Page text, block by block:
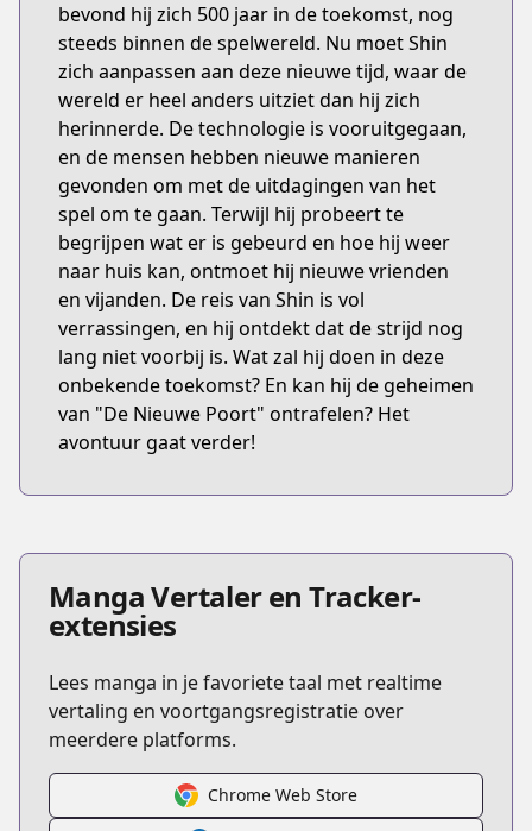
bevond hij zich 500 jaar in de toekomst, nog
steeds binnen de spelwereld. Nu moet Shin
zich aanpassen aan deze nieuwe tijd, waar de
wereld er heel anders uitziet dan hij zich
herinnerde. De technologie is vooruitgegaan,
en de mensen hebben nieuwe manieren
gevonden om met de uitdagingen van het
spel om te gaan. Terwijl hij probeert te
begrijpen wat er is gebeurd en hoe hij weer
naar huis kan, ontmoet hij nieuwe vrienden
en vijanden. De reis van Shin is vol
verrassingen, en hij ontdekt dat de strijd nog
lang niet voorbij is. Wat zal hij doen in deze
onbekende toekomst? En kan hij de geheimen
van "De Nieuwe Poort" ontrafelen? Het
avontuur gaat verder!
Manga Vertaler en Tracker-
extensies
Lees manga in je favoriete taal met realtime
vertaling en voortgangsregistratie over
meerdere platforms.
Chrome Web Store